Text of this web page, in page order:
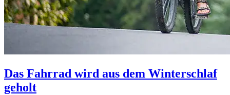
Das Fahrrad wird aus dem Winterschlaf
geholt